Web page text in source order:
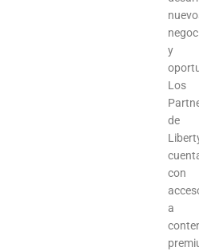
y
Los
de
con
a